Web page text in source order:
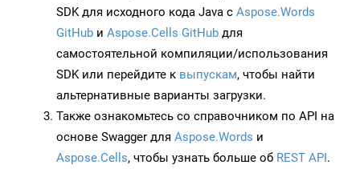
SDK для исходного кода Java с Aspose.Words
GitHub и Aspose.Cells GitHub для
самостоятельной компиляции/использования
SDK или перейдите к выпускам, чтобы найти
альтернативные варианты загрузки.
Также ознакомьтесь со справочником по API на
основе Swagger для Aspose.Words и
Aspose.Cells, чтобы узнать больше об REST API.